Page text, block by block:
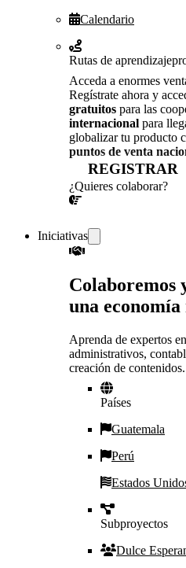
Calendario
Rutas de aprendizaje
Acceda a enormes
Regístrate ahora y
gratuitos para las
internacional para
globalizar tu producto
puntos de venta
REGISTRAR
¿Quieres colaborar?
Iniciativas
Colaboremos
una
Aprenda de expertos
administrativos,
creación de contenidos.
Países
Guatemala
Perú
Estados
Subproyectos
Dulce